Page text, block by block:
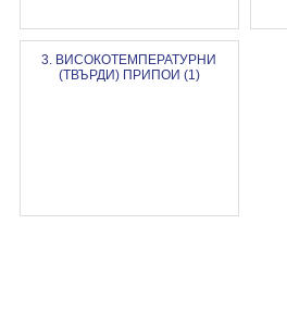
3. ВИСОКОТЕМПЕРАТУРНИ
(ТВЪРДИ) ПРИПОИ (1)